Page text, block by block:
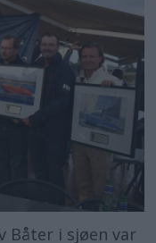
Båter i sjøen var